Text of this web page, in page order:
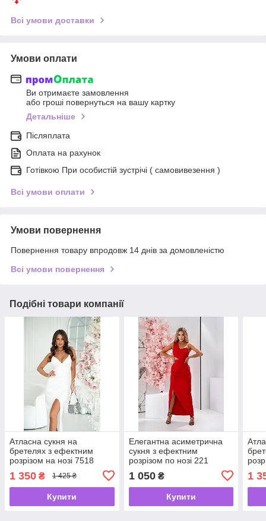
Всі умови доставки
Умови оплати
Ви отримаєте замовлення
або гроші повернуться на вашу картку
Детальніше
Післяплата
Оплата на рахунок
Готівкою При особистій зустрічі ( самовивезення )
Всі умови оплати
Умови повернення
Повернення товару впродовж 14 днів за домовленістю
Всі умови повернення
Подібні товари компанії
Атласна сукня на
бретелях з ефектним
розрізом на нозі 7518
1 350 ₴ 1 425 ₴
Купити
Елегантна асиметрична
сукня з ефектним
розрізом по нозі 221
1 050₴
Купити
1